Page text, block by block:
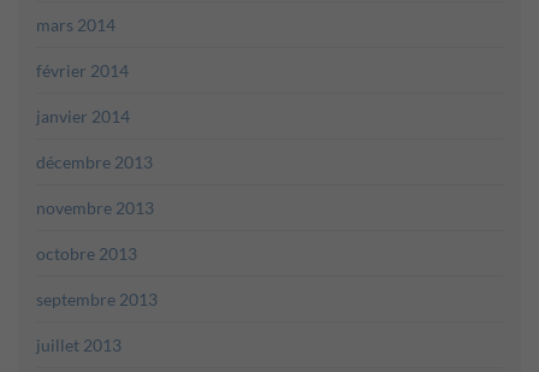
mars 2014
février 2014
janvier 2014
décembre 2013
novembre 2013
octobre 2013
septembre 2013
juillet 2013